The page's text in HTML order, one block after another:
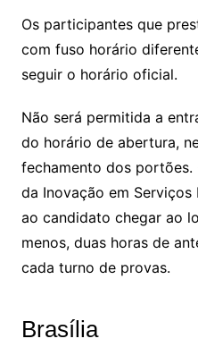
Os participantes que
com fuso horário
seguir o horário oficial.
Não será permitida a
do horário de abertura,
fechamento dos portões.
da Inovação em Serviços
ao candidato chegar ao
menos, duas horas de
cada turno de provas.
Brasília